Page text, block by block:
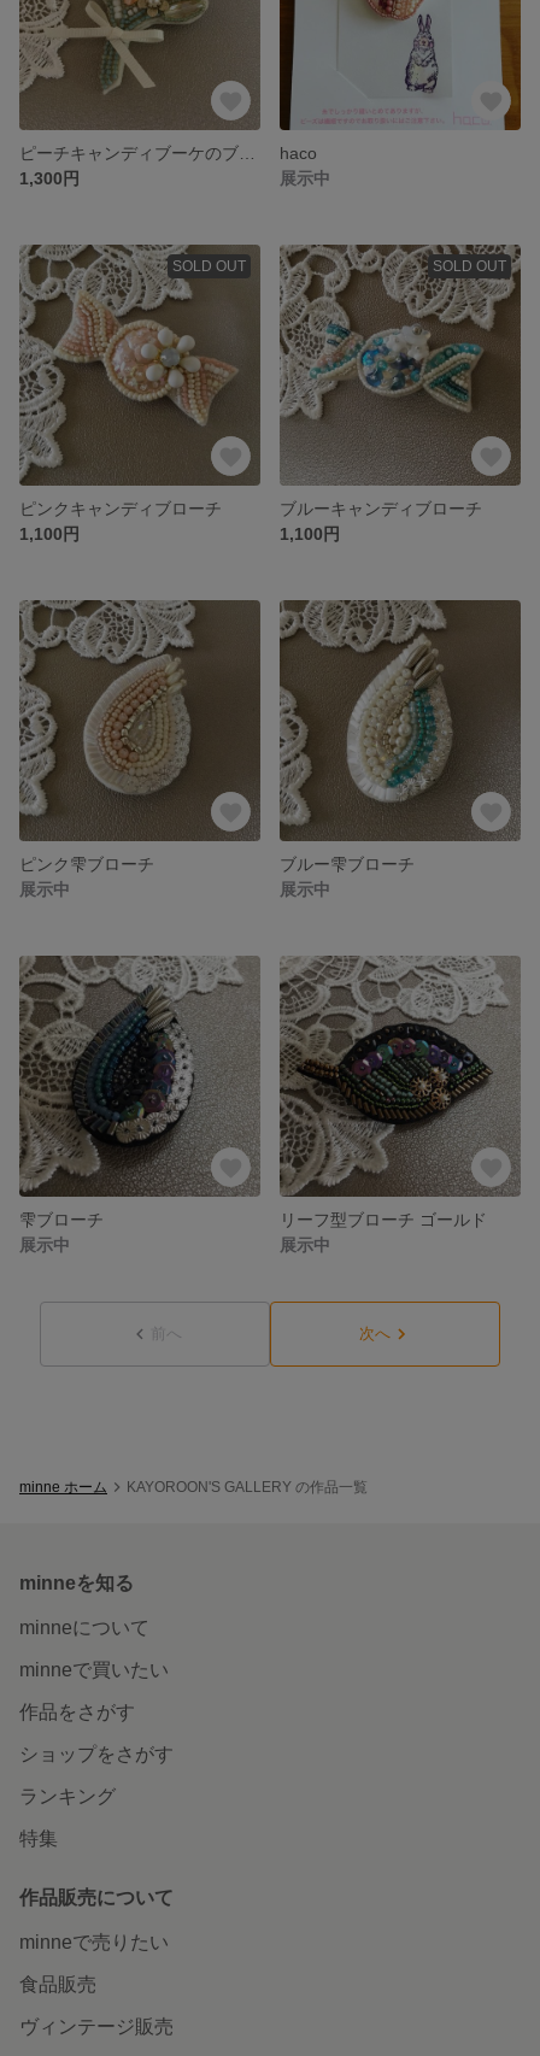
1,300円
haco
展示中
SOLD OUT
ピンクキャンディブローチ
1,100円
SOLD OUT
ブルーキャンディブローチ
1,100円
ピンク雫ブローチ
展示中
ブルー雫ブローチ
展示中
雫ブローチ
展示中
リーフ型ブローチ ゴールド
展示中
前へ 次へ
minne ホーム KAYOROON'S GALLERY の作品一覧
minneを知る
minneについて
minneで買いたい
作品をさがす
ショップをさがす
ランキング
特集
作品販売について
minneで売りたい
食品販売
ヴィンテージ販売